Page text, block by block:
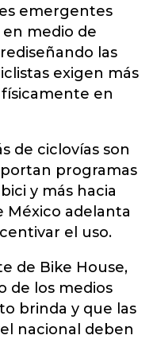
emergentes
medio de
las
exigen más
en
de ciclovías son
programas
y más hacia
México adelanta
el uso.
de Bike House,
de los medios
brinda y que las
nacional deben